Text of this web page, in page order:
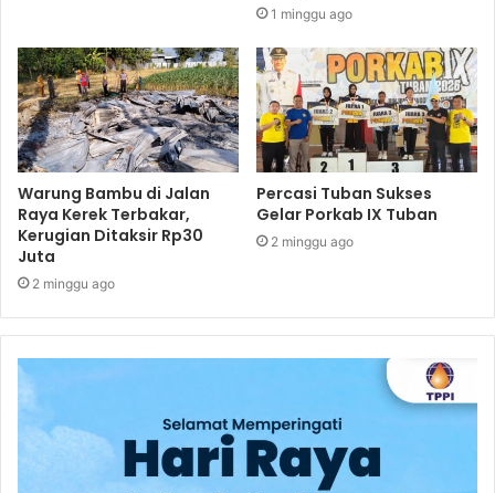
1 minggu ago
Warung Bambu di Jalan
Raya Kerek Terbakar,
Kerugian Ditaksir Rp30
Juta
2 minggu ago
Percasi Tuban Sukses
Gelar Porkab IX Tuban
2 minggu ago